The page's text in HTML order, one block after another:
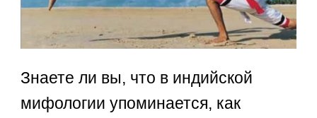
Знаете ли вы, что в индийской
мифологии упоминается, как